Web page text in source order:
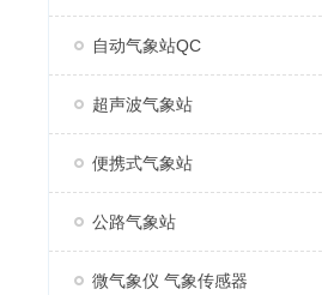
自动气象站QC
超声波气象站
便携式气象站
公路气象站
微气象仪 气象传感器